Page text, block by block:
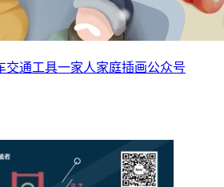
交通工具一家人家庭插画公众号